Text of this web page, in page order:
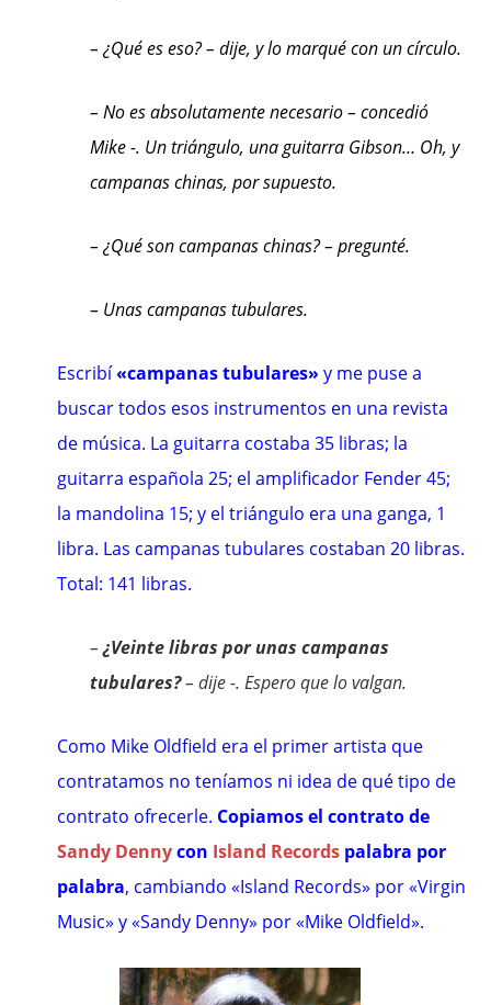
– ¿Qué es eso? – dije, y lo marqué con un círculo.
– No es absolutamente necesario – concedió
Mike -. Un triángulo, una guitarra Gibson… Oh, y
campanas chinas, por supuesto.
– ¿Qué son campanas chinas? – pregunté.
– Unas campanas tubulares.
Escribí«campanas tubulares» y me puse a
buscar todos esos instrumentos en una revista
de música. La guitarra costaba 35 libras; la
guitarra española 25; el amplificador Fender 45;
la mandolina 15; y el triángulo era una ganga, 1
libra. Las campanas tubulares costaban 20 libras.
Total: 141 libras.
–¿Veinte libras por unas campanas
tubulares?– dije -. Espero que lo valgan.
Como Mike Oldfield era el primer artista que
contratamos no teníamos ni idea de qué tipo de
contrato ofrecerle. Copiamos el contrato de
Sandy Dennycon Island Records palabra por
palabra, cambiando «Island Records» por «Virgin
Music» y «Sandy Denny» por «Mike Oldfield».